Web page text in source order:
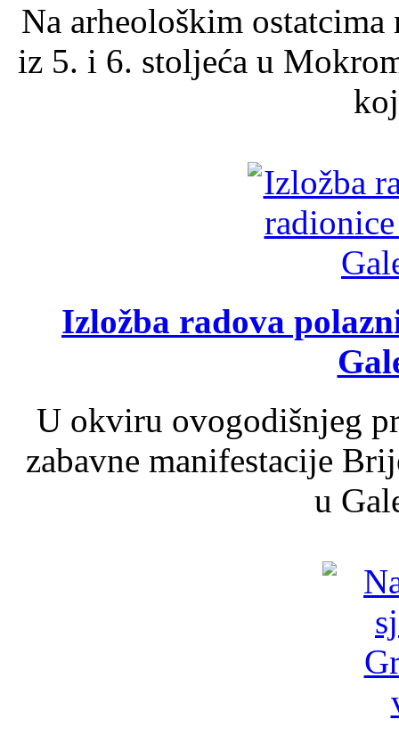
Na arheološkim
iz 5. i 6. stoljeća u
Izložba radova
U okviru ovogodišnjeg
zabavne manifestacije
u